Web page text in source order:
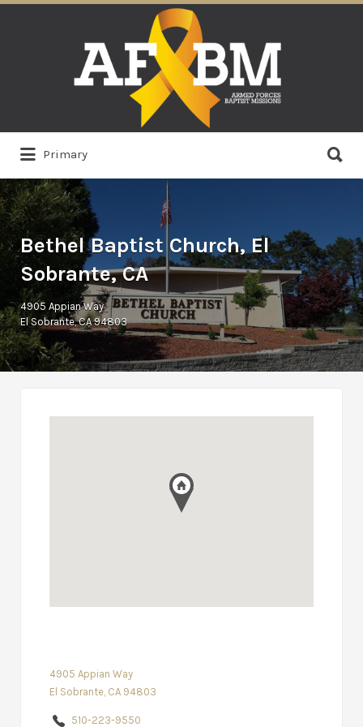
Primary
for:
Bethel Baptist Church, El
Sobrante, CA
4905 Appian Way
El Sobrante, CA 94803
4905 Appian Way
El Sobrante, CA 94803
510-223-9550